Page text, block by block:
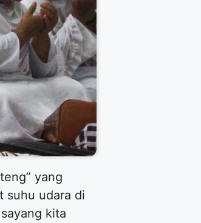
yang
suhu udara di
kita